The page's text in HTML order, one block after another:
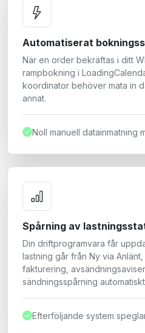
Automatiserat
När en order bekräftas i ditt
rampbokning i
koordinator behöver mata in
annat.
Noll manuell datainmatning
Spårning av
Din driftprogramvara får
lastning går från Ny via
fakturering,
sändningsspårning
Efterföljande system